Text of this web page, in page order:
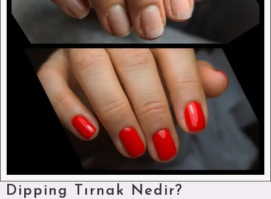
Dipping Tırnak Nedir?